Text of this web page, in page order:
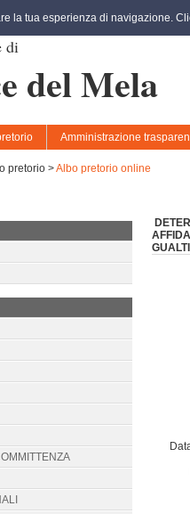
di
del Mela
Amministrazione
pretorio >Albo pretorio online
la tua esperienza di navigazione.